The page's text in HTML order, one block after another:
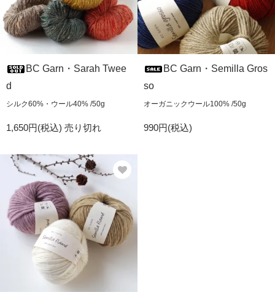
BC Garn・Sarah Twee
d
シルク60%・ウール40% /50g
1,650円(税込) 売り切れ
BC Garn・Semilla Gros
so
オーガニックウール100% /50g
990円(税込)